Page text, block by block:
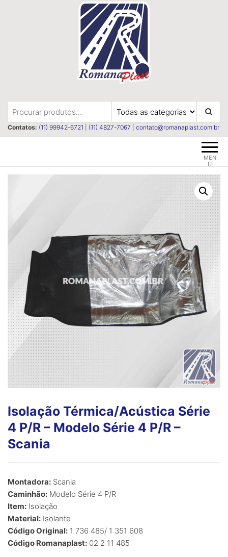
Romanaplast
Revestimentos e isolações
termica e acústica
Contatos: (11) 99942-6721 (11) 4827-7067 contato@romanaplast.com.br
MEN
U
Isolação Térmica/Acústica Série
4 P/R – Modelo Série 4 P/R –
Scania
Montadora: Scania
Caminhão: Modelo Série 4 P/R
Item: Isolação
Material: Isolante
Código Original: 1 736 485/ 1 351 608
Código Romanaplast: 02 2 11 485